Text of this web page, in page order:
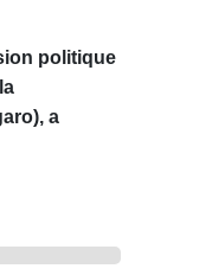
politique
a